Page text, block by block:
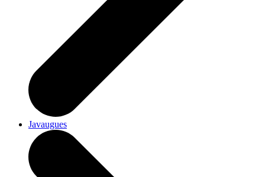
Javaugues